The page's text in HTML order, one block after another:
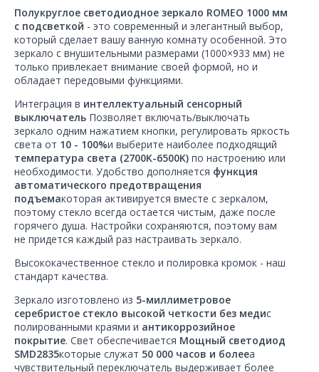
Полукруглое светодиодное зеркало ROMEO 1000 мм
с подсветкой - это современный и элегантный выбор,
который сделает вашу ванную комнату особенной. Это
зеркало с внушительными размерами (1000×933 мм) не
только привлекает внимание своей формой, но и
обладает передовыми функциями.
Интеграция в интеллектуальный сенсорный
выключатель Позволяет включать/выключать
зеркало одним нажатием кнопки, регулировать яркость
света от 10 - 100%и выберите наиболее подходящий
температура света (2700K-6500K) по настроению или
необходимости. Удобство дополняется функция
автоматического предотвращения
подъемакоторая активируется вместе с зеркалом,
поэтому стекло всегда остается чистым, даже после
горячего душа. Настройки сохраняются, поэтому вам
не придется каждый раз настраивать зеркало.
Высококачественное стекло и полировка кромок - наш
стандарт качества.
Зеркало изготовлено из 5-миллиметровое
серебристое стекло высокой четкости без медис
полированными краями и антикоррозийное
покрытие. Свет обеспечивается Мощный светодиод
SMD2835которые служат 50 000 часов и болееа
чувствительный переключатель выдерживает более